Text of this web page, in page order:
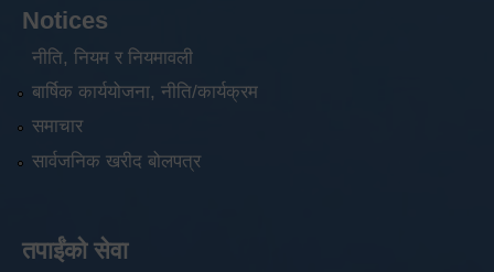
Notices
नीति, नियम र नियमावली
बार्षिक कार्ययोजना, नीति/कार्यक्रम
समाचार
सार्वजनिक खरीद बोलपत्र
तपाईंको सेवा